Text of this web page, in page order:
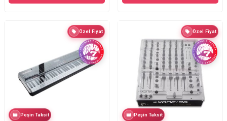
Özel Fiyat
Peşin Taksit
Özel Fiyat
Peşin Taksit